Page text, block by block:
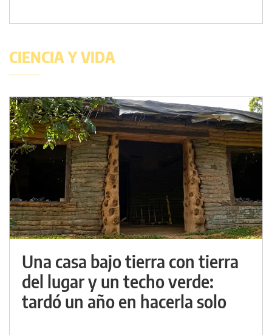
CIENCIA Y VIDA
Una casa bajo tierra con tierra
del lugar y un techo verde:
tardó un año en hacerla solo